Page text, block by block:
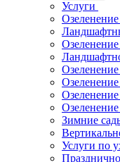
Услуги
Озеленение
Озеленение
Зимние
Услуги по